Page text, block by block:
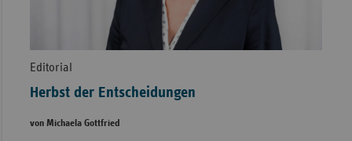
Editorial
Herbst der Entscheidungen
von Michaela Gottfried